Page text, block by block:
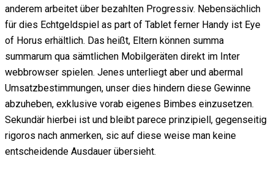
anderem arbeitet über bezahlten Progressiv. Nebensächlich
für dies Echtgeldspiel as part of Tablet ferner Handy ist Eye
of Horus erhältlich. Das heißt, Eltern können summa
summarum qua sämtlichen Mobilgeräten direkt im Inter
webbrowser spielen. Jenes unterliegt aber und abermal
Umsatzbestimmungen, unser dies hindern diese Gewinne
abzuheben, exklusive vorab eigenes Bimbes einzusetzen.
Sekundär hierbei ist und bleibt parece prinzipiell, gegenseitig
rigoros nach anmerken, sic auf diese weise man keine
entscheidende Ausdauer übersieht.